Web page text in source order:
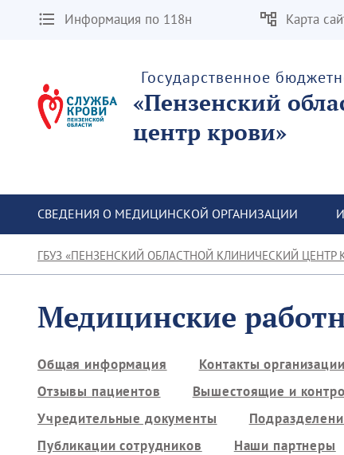
Информация по 118н Карта
Государственное
«Пензенский
центр крови»
СВЕДЕНИЯ О МЕДИЦИНСКОЙ ОРГАНИЗАЦИИ
ГБУЗ «ПЕНЗЕНСКИЙ ОБЛАСТНОЙ КЛИНИЧЕСКИЙ ЦЕНТР
Медицинские
Общая информация Контакты организации
Отзывы пациентов
Вышестоящие и
Учредительные документы
Публикации сотрудников
Наши партнеры